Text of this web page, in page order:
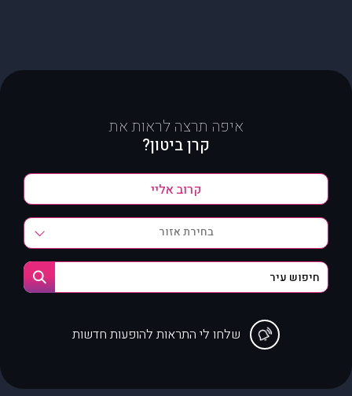
איפה תרצה לראות את
קרן ביטון?
בחירת אזור
שלחו לי התראות להופעות חדשות